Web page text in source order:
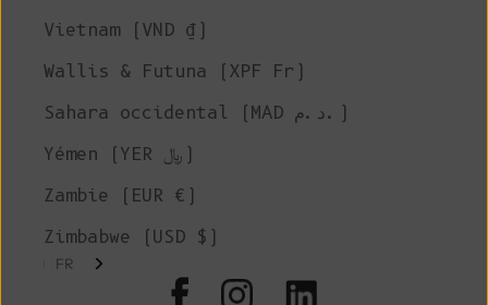
Vietnam (VND ₫)
Wallis & Futuna (XPF Fr)
Sahara occidental (MAD د.م.)
Yémen (YER ﷼)
Zambie (EUR €)
Zimbabwe (USD $)
FR